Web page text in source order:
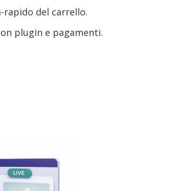
rapido del carrello.
plugin e pagamenti.